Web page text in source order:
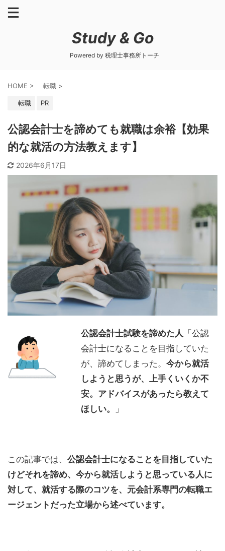
Study & Go
Powered by 税理士事務所トーチ
HOME > 転職 >
転職 PR
公認会計士を諦めても就職は余裕【効果
的な就活の方法教えます】
2026年6月17日
公認会計士試験を諦めた人 「公認
会計士になることを目指していた
が、諦めてしまった。今から就活
しようと思うが、上手くいくか不
安。アドバイスがあったら教えて
ほしい。
」
この記事では、 公認会計士になることを目指していた
けどそれを諦め、今から就活しようと思っている人に
対して、就活する際のコツを、元会計系専門の転職エ
ージェントだった立場から述べています。